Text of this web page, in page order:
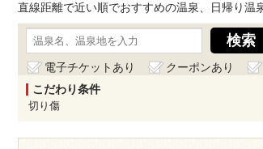
直線距離で近い順でおすすめの温泉、日帰り温
電子チケットあり クーポンあり
こだわり条件
切り傷